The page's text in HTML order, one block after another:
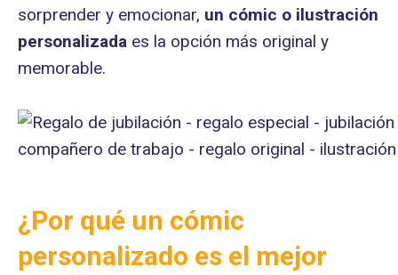
sorprender y emocionar, un cómic o ilustración
personalizada es la opción más original y
memorable.
¿Por qué un cómic
personalizado es el mejor